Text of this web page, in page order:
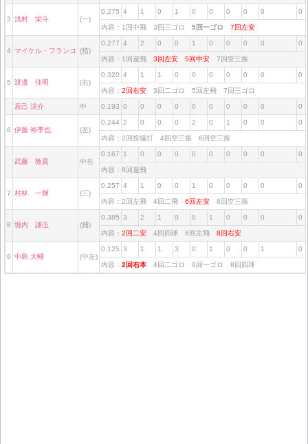
3 浅村 栄斗 (一)
0.275 4 1 0 1 0 0 0 0 0 0
内容：1回中飛 3回三ゴロ 5回一ゴロ 7回左安
4 マイケル・フランコ (指)
0.277 4 2 0 0 1 0 0 0 0 0
内容：1回遊飛 3回左安 5回中安 7回空三振
5 渡邊 佳明 (右)
0.320 4 1 1 0 0 0 0 0 0 0
内容： 2回右安 3回二ゴロ 5回左飛 7回三ゴロ
辰己 涼介 中 0.193 0 0 0 0 0 0 0 0 0 0
6 伊藤 裕季也 (左)
0.244 2 0 0 0 2 0 1 0 0 0
内容：2回投犠打 4回空三振 6回空三振
武藤 敦貴 中右
0.167 1 0 0 0 0 0 0 0 0 0
内容：8回遊飛
7 村林 一輝 (三)
0.257 4 1 0 0 1 0 0 0 0 0
内容：2回左飛 4回二飛 6回左安 8回空三振
8 堀内 謙伍 (捕)
0.385 3 2 1 0 0 1 0 0 0 0
内容： 2回二安 4回四球 6回左飛 8回右安
9 中島 大輔 (中左)
0.125 3 1 1 3 0 1 0 0 1 0
内容： 2回右本 4回二ゴロ 6回一ゴロ 8回四球